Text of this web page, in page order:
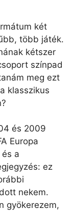
két
több játék.
kétszer
színpad
meg ezt
klasszikus
és 2009
Europa
és a
ez
nekem.
gyökerezem,